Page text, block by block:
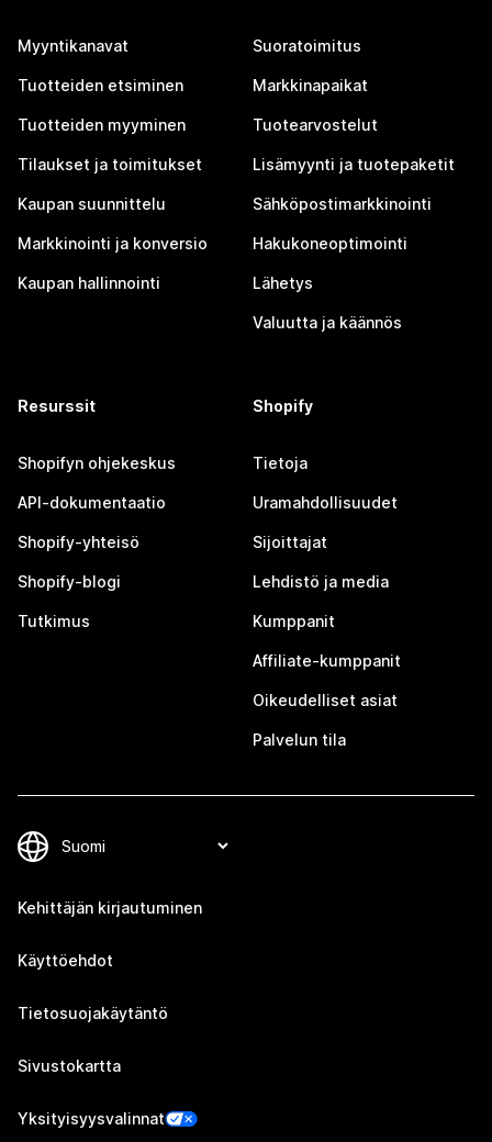
Myyntikanavat
Tuotteiden etsiminen
Tuotteiden myyminen
Tilaukset ja toimitukset
Kaupan suunnittelu
Markkinointi ja konversio
Kaupan hallinnointi
Suoratoimitus
Markkinapaikat
Tuotearvostelut
Lisämyynti ja tuotepaketit
Sähköpostimarkkinointi
Hakukoneoptimointi
Lähetys
Valuutta ja käännös
Resurssit
Shopifyn ohjekeskus
API-dokumentaatio
Shopify-yhteisö
Shopify-blogi
Tutkimus
Shopify
Tietoja
Uramahdollisuudet
Sijoittajat
Lehdistö ja media
Kumppanit
Affiliate-kumppanit
Oikeudelliset asiat
Palvelun tila
Kehittäjän kirjautuminen
Käyttöehdot
Tietosuojakäytäntö
Sivustokartta
Yksityisyysvalinnat